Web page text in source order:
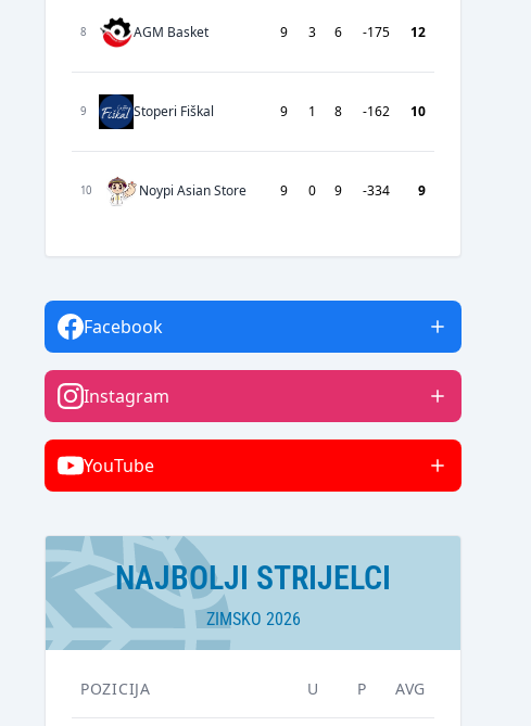
8 AGM Basket 9 3 6 -175 12
9 Stoperi Fiškal 9 1 8 -162 10
10 Noypi Asian Store 9 0 9 -334 9
Facebook
Instagram
YouTube
NAJBOLJI STRIJELCI
ZIMSKO 2026
POZICIJA U P AVG